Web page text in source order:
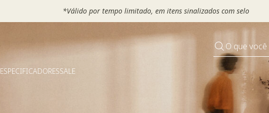
Escolha seu VOUCHER e ganhe até 30% OFF*: useMOVEL30, TEXTIL30 OU
O que
ESPECIFICADORESSALE